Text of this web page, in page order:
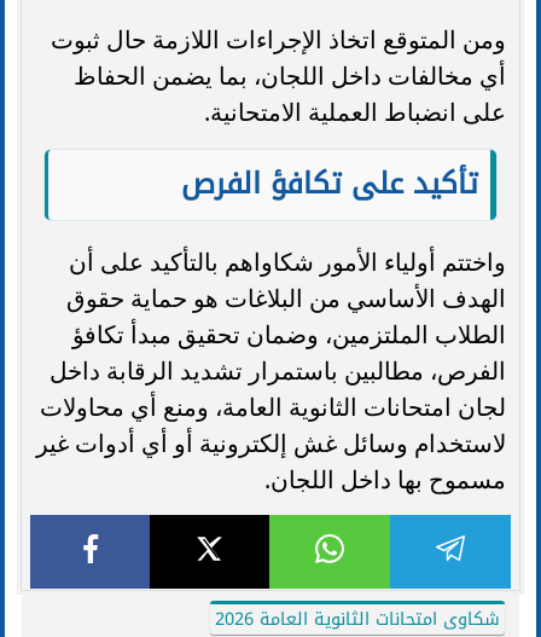
ومن المتوقع اتخاذ الإجراءات اللازمة حال ثبوت
أي مخالفات داخل اللجان، بما يضمن الحفاظ
على انضباط العملية الامتحانية.
تأكيد على تكافؤ الفرص
واختتم أولياء الأمور شكاواهم بالتأكيد على أن
الهدف الأساسي من البلاغات هو حماية حقوق
الطلاب الملتزمين، وضمان تحقيق مبدأ تكافؤ
الفرص، مطالبين باستمرار تشديد الرقابة داخل
لجان امتحانات الثانوية العامة، ومنع أي محاولات
لاستخدام وسائل غش إلكترونية أو أي أدوات غير
مسموح بها داخل اللجان.
شكاوى امتحانات الثانوية العامة 2026